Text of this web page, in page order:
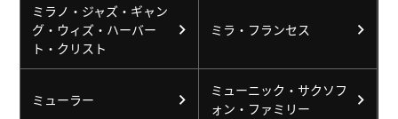
ミラノ・ジャズ・ギャン
グ・ウィズ・ハーバー
ト・クリスト
ミラ・フランセス
ミューラー
ミューニック・サクソフ
ォン・ファミリー